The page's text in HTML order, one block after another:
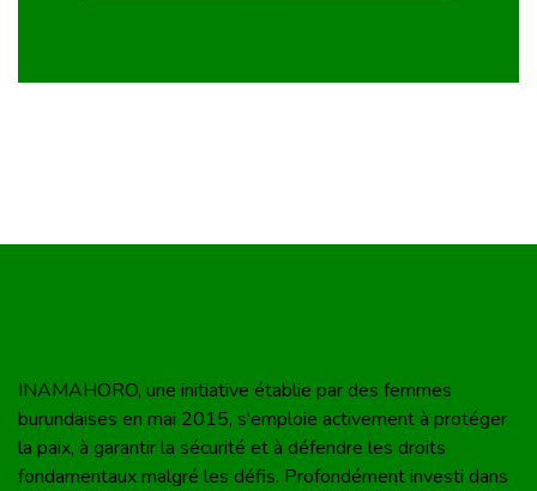
INAMAHORO, une initiative établie par des femmes
burundaises en mai 2015, s'emploie activement à protéger
la paix, à garantir la sécurité et à défendre les droits
fondamentaux malgré les défis. Profondément investi dans